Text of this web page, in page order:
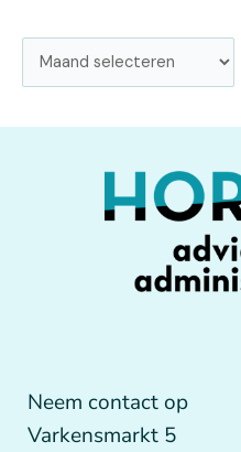
Neem contact op
Varkensmarkt 5